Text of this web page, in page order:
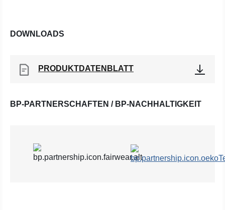
DOWNLOADS
PRODUKTDATENBLATT
BP-PARTNERSCHAFTEN / BP-NACHHALTIGKEIT